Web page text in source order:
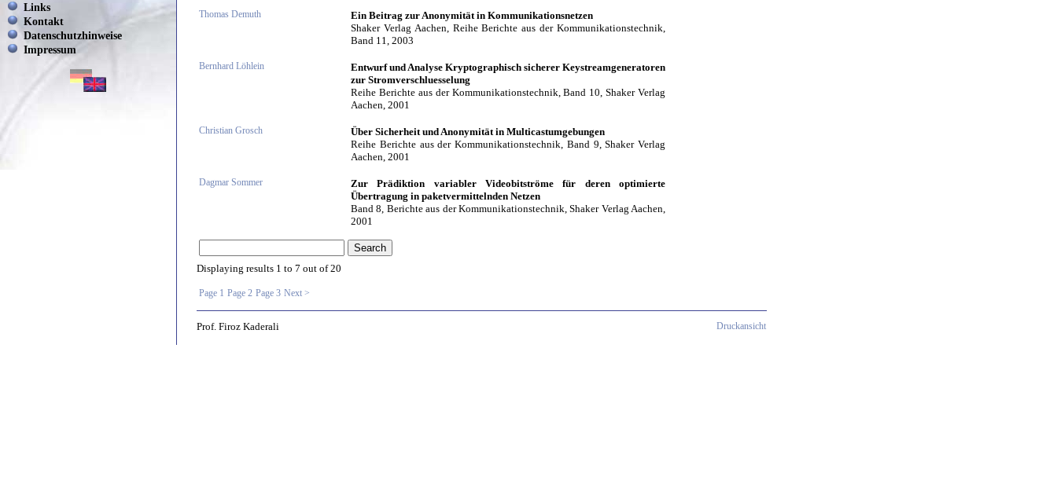
Links
Kontakt
Datenschutzhinweise
Impressum
Thomas Demuth
Ein Beitrag zur Anonymität in Kommunikationsnetzen
Shaker Verlag Aachen, Reihe Berichte aus der Kommunikationstechnik,
Band 11, 2003
Bernhard Löhlein
Entwurf und Analyse Kryptographisch sicherer Keystreamgeneratoren
zur Stromverschluesselung
Reihe Berichte aus der Kommunikationstechnik, Band 10, Shaker Verlag
Aachen, 2001
Christian Grosch
Über Sicherheit und Anonymität in Multicastumgebungen
Reihe Berichte aus der Kommunikationstechnik, Band 9, Shaker Verlag
Aachen, 2001
Dagmar Sommer
Zur Prädiktion variabler Videobitströme für deren optimierte
Übertragung in paketvermittelnden Netzen
Band 8, Berichte aus der Kommunikationstechnik, Shaker Verlag Aachen,
2001
Displaying results 1 to 7 out of20
Page 1 Page 2 Page 3 Next >
Prof. Firoz Kaderali Druckansicht